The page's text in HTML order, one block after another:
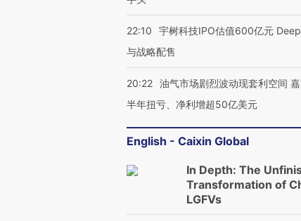
22:10
宇树科技IPO估值600亿元
与战略配售
20:22 油气市场剧烈波动现套利空间
半年扭亏、净利增超50亿美元
English - Caixin Global
In Depth: The
Transformation of
LGFVs